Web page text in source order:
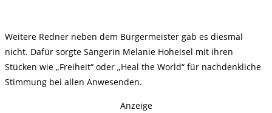
Weitere Redner neben dem Bürgermeister gab es diesmal
nicht. Dafür sorgte Sängerin Melanie Hoheisel mit ihren
Stücken wie „Freiheit“ oder „Heal the World“ für nachdenkliche
Stimmung bei allen Anwesenden.
Anzeige